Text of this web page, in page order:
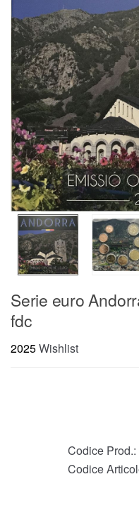
Serie euro
fdc
2025Wishlist
Codice Prod.:
Codice